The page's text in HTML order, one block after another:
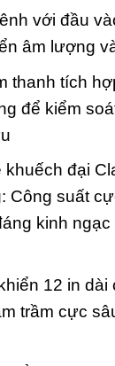
với đầu
âm lượng
thanh tích
để kiểm
khuếch đại
Công suất
kinh
12 in dài
trầm cực